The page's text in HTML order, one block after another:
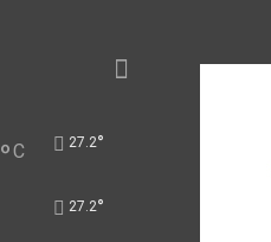
°C 27.2°
27.2°